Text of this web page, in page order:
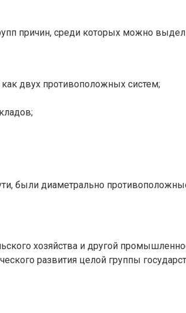
причин, среди которых можно
двух противоположных систем;
были диаметрально
хозяйства и другой
развития целой группы